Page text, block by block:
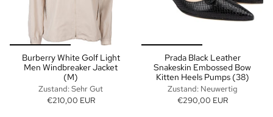
Burberry White Golf Light
Men Windbreaker Jacket
(M)
Zustand: Sehr Gut
€210,00 EUR
Prada Black Leather
Snakeskin Embossed Bow
Kitten Heels Pumps (38)
Zustand: Neuwertig
€290,00 EUR